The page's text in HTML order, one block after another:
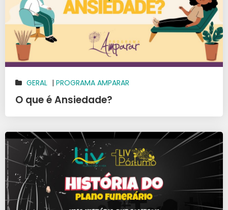
GERAL | PROGRAMA AMPARAR
O que é Ansiedade?